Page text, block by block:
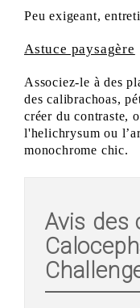
Peu exigeant,
Astuce paysagère
Associez-le à des
descalibrachoas,
créer du contraste,
l'helichrysum ou
monochrome chic.
Avis des